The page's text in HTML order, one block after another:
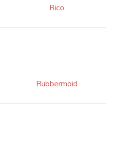
Rico
Rubbermaid